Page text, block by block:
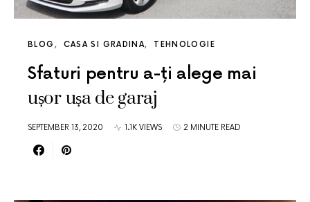
BLOG CASA SI GRADINA TEHNOLOGIE
Sfaturi pentru a-ți alege mai
ușor ușa de garaj
SEPTEMBER 13, 2020 1.1K VIEWS 2 MINUTE READ